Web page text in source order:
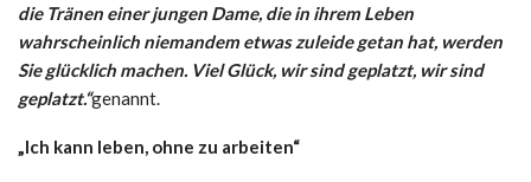
die Tränen einer jungen Dame, die in ihrem Leben
wahrscheinlich niemandem etwas zuleide getan hat, werden
Sie glücklich machen. Viel Glück, wir sind geplatzt, wir sind
geplatzt.“genannt.
„Ich kann leben, ohne zu arbeiten“